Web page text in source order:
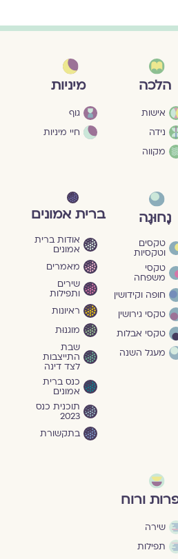
הלכה
אישות
נידה
מקווה
מיניות
גוף
חיי מיניות
נָחוּגָה
טקסים
וטקסיות
טקסי
משפחה
חופה וקידושין
טקסי גירושין
טקסי אבלות
מעגל השנה
ברית אמונים
אודות ברית
אמונים
מאמרים
שירים
ותפילות
ראיונות
מוגנוּת
שבת
התייצבות
לצד דינה
כנס ברית
אמונים
תוכנית כנס
2023
בתקשורת
ורוח
שירה
תפילות